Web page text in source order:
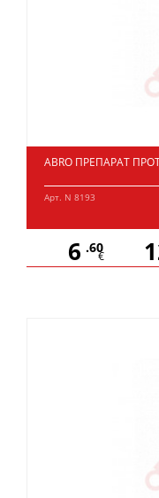
ABRO ПРЕПАРАТ
Арт. N 8193
6 .60
€